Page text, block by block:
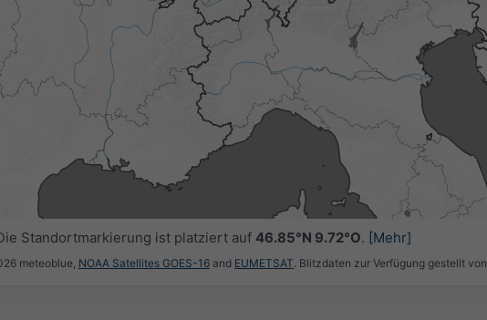
Standortmarkierung ist platziert auf 46.85°N 9.72°O. [Mehr]
meteoblue, NOAA Satellites GOES-16 and EUMETSAT. Blitzdaten zur Verfügung gestellt von